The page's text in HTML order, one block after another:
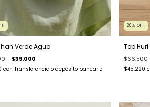
Verde Agua
$39.000
con Transferencia o depósito bancario
20% OFF
Top
$66.500
$45.220